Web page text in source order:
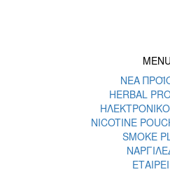
MENU
ΝΕΑ
HERBAL
NICOTINE
SMOKE